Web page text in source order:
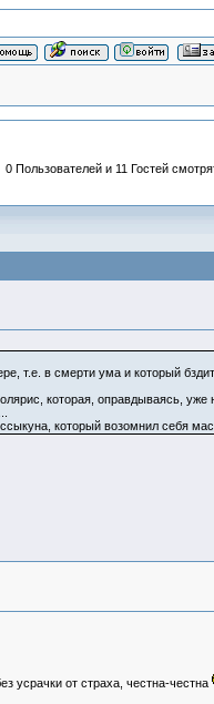
0 Пользователей и 11 Гостей
т.е. в смерти ума и который
которая, оправдываясь, уже
который возомнил себя
усрачки от страха, честна-честна